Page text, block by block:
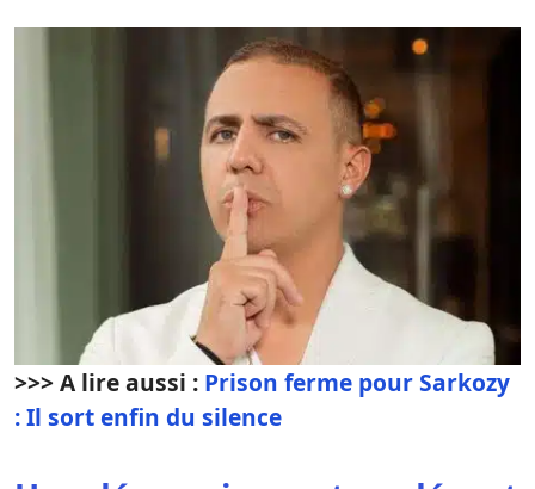
>>> A lire aussi : Prison ferme pour Sarkozy
: Il sort enfin du silence